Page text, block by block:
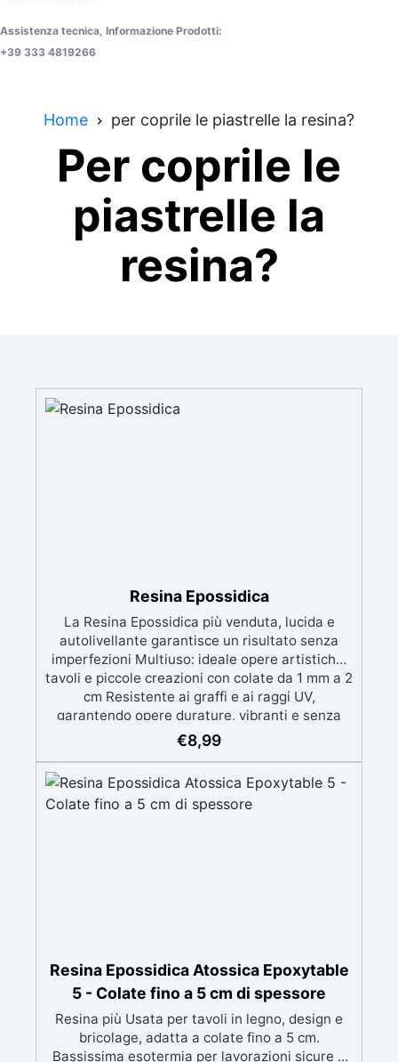
Assistenza tecnica, Informazione Prodotti:
+39 333 4819266
Home per coprile le piastrelle la resina?
Per coprile le
piastrelle la
resina?
Resina Epossidica
La Resina Epossidica più venduta, lucida e
autolivellante garantisce un risultato senza
imperfezioni Multiuso: ideale opere artistiche,
tavoli e piccole creazioni con colate da 1 mm a 2
cm Resistente ai graffi e ai raggi UV,
garantendo opere durature, vibranti e senza
ingiallimenti nel tempo Bassa viscosità e
formula anti-bolle per risultati impeccabili,
Certificata Atossica post catalisi per contatto
con la pelle, BPA free e VoC Free
€8,99
Resina Epossidica Atossica Epoxytable
5 - Colate fino a 5 cm di spessore
Resina più Usata per tavoli in legno, design e
bricolage, adatta a colate fino a 5 cm.
Bassissima esotermia per lavorazioni sicure e